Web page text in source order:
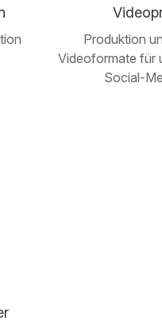
Produktion
Videoformate für
Social-